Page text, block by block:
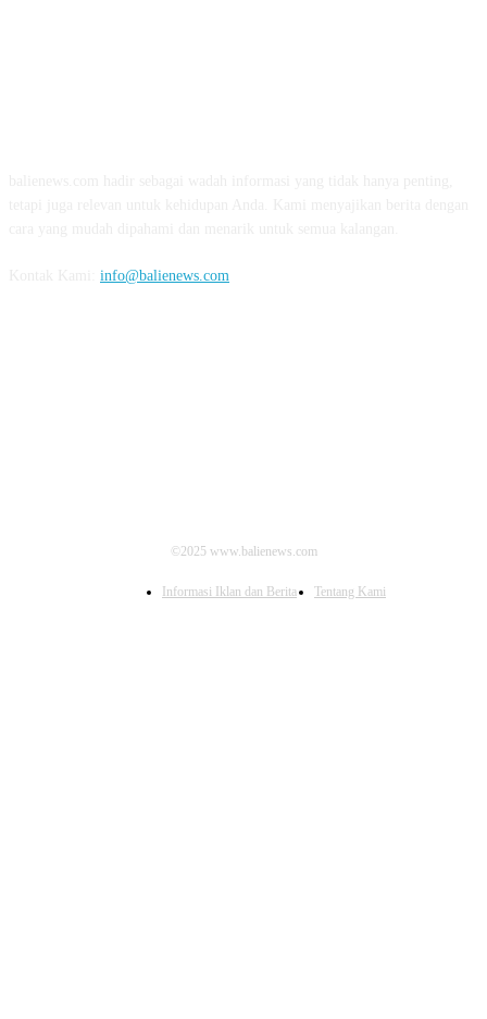
info@balienews.com
©2025 www.balienews.com
Informasi Iklan dan Berita Tentang Kami